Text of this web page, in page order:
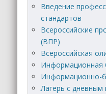
Введение
стандартов
Всероссийские
(ВПР)
Всероссийская
Информационная
Информационно-
Лагерь с